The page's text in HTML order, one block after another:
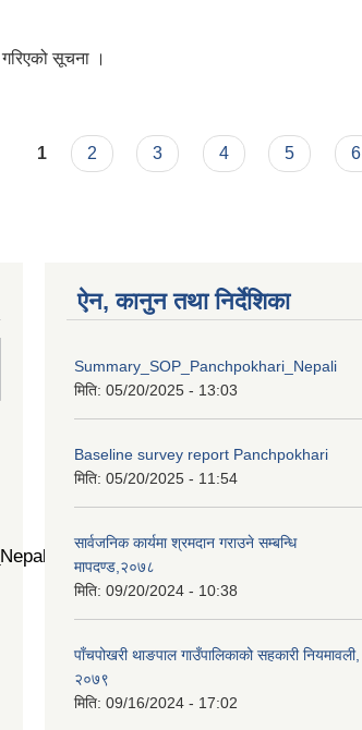
सूचना ।
1 2 3 4 5 6
ऐन, कानुन तथा निर्देशिका
Summary_SOP_Panchpokhari_Nepali
मिति: 05/20/2025 - 13:03
Baseline survey report Panchpokhari
मिति: 05/20/2025 - 11:54
सार्वजनिक कार्यमा श्रमदान गराउने सम्बन्धि
मापदण्ड,२०७८
मिति: 09/20/2024 - 10:38
पाँचपोखरी थाङपाल गाउँपालिकाको सहकारी नियमावली,
२०७९
मिति: 09/16/2024 - 17:02